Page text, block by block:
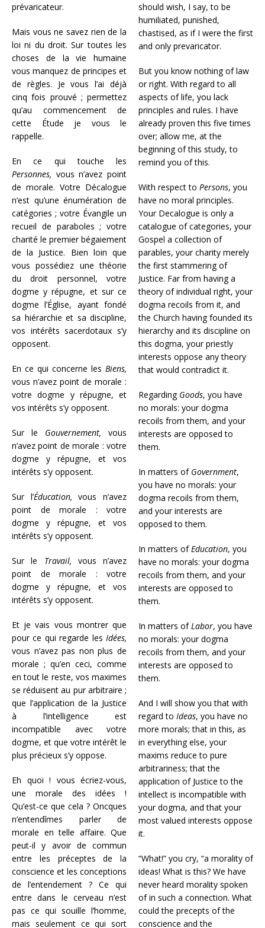
prévaricateur.
Mais vous ne savez rien de la
loi ni du droit. Sur toutes les
choses de la vie humaine
vous manquez de principes et
de règles. Je vous l’ai déjà
cinq fois prouvé ; permettez
qu’au commencement de
cette Étude je vous le
rappelle.
En ce qui touche les
Personnes, vous n’avez point
de morale. Votre Décalogue
n’est qu’une énumération de
catégories ; votre Évangile un
recueil de paraboles ; votre
charité le premier bégaiement
de la Justice. Bien loin que
vous possédiez une théorie
du droit personnel, votre
dogme y répugne, et sur ce
dogme l’Église, ayant fondé
sa hiérarchie et sa discipline,
vos intérêts sacerdotaux s’y
opposent.
En ce qui concerne les Biens,
vous n’avez point de morale :
votre dogme y répugne, et
vos intérêts s’y opposent.
Sur le Gouvernement, vous
n’avez point de morale : votre
dogme y répugne, et vos
intérêts s’y opposent.
Sur l’Éducation, vous n’avez
point de morale : votre
dogme y répugne, et vos
intérêts s’y opposent.
Sur le Travail, vous n’avez
point de morale : votre
dogme y répugne, et vos
intérêts s’y opposent.
Et je vais vous montrer que
pour ce qui regarde les Idées,
vous n’avez pas non plus de
morale ; qu’en ceci, comme
en tout le reste, vos maximes
se réduisent au pur arbitraire ;
que l’application de la Justice
à l’intelligence est
incompatible avec votre
dogme, et que votre intérêt le
plus précieux s’y oppose.
Eh quoi ! vous écriez-vous,
une morale des idées !
Qu’est-ce que cela ? Oncques
n’entendîmes parler de
morale en telle affaire. Que
peut-il y avoir de commun
entre les préceptes de la
conscience et les conceptions
de l’entendement ? Ce qui
entre dans le cerveau n’est
pas ce qui souille l’homme,
mais seulement ce qui sort
should wish, I say, to be
humiliated, punished,
chastised, as if I were the first
and only prevaricator.
But you know nothing of law
or right. With regard to all
aspects of life, you lack
principles and rules. I have
already proven this five times
over; allow me, at the
beginning of this study, to
remind you of this.
With respect to Persons, you
have no moral principles.
Your Decalogue is only a
catalogue of categories, your
Gospel a collection of
parables, your charity merely
the first stammering of
Justice. Far from having a
theory of individual right, your
dogma recoils from it, and
the Church having founded its
hierarchy and its discipline on
this dogma, your priestly
interests oppose any theory
that would contradict it.
Regarding Goods, you have
no morals: your dogma
recoils from them, and your
interests are opposed to
them.
In matters of Government,
you have no morals: your
dogma recoils from them,
and your interests are
opposed to them.
In matters ofEducation, you
have no morals: your dogma
recoils from them, and your
interests are opposed to
them.
In matters ofLabor, you have
no morals: your dogma
recoils from them, and your
interests are opposed to
them.
And I will show you that with
regard to Ideas, you have no
more morals; that in this, as
in everything else, your
maxims reduce to pure
arbitrariness; that the
application of Justice to the
intellect is incompatible with
your dogma, and that your
most valued interests oppose
it.
“What!” you cry, “a morality of
ideas! What is this? We have
never heard morality spoken
of in such a connection. What
could the precepts of the
conscience and the